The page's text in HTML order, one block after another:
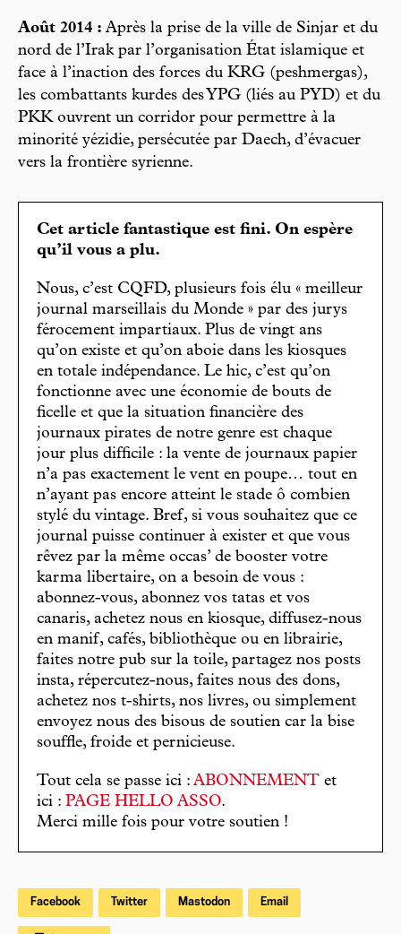
Août 2014 : Après la prise de la ville de Sinjar et du
nord de l’Irak par l’organisation État islamique et
face à l’inaction des forces du KRG (peshmergas),
les combattants kurdes des YPG (liés au PYD) et du
PKK ouvrent un corridor pour permettre à la
minorité yézidie, persécutée par Daech, d’évacuer
vers la frontière syrienne.
Cet article fantastique est fini. On espère
qu’il vous a plu.
Nous, c’est CQFD, plusieurs fois élu « meilleur
journal marseillais du Monde » par des jurys
férocement impartiaux. Plus de vingt ans
qu’on existe et qu’on aboie dans les kiosques
en totale indépendance. Le hic, c’est qu’on
fonctionne avec une économie de bouts de
ficelle et que la situation financière des
journaux pirates de notre genre est chaque
jour plus difficile : la vente de journaux papier
n’a pas exactement le vent en poupe… tout en
n’ayant pas encore atteint le stade ô combien
stylé du vintage. Bref, si vous souhaitez que ce
journal puisse continuer à exister et que vous
rêvez par la même occas’ de booster votre
karma libertaire, on a besoin de vous :
abonnez-vous, abonnez vos tatas et vos
canaris, achetez nous en kiosque, diffusez-nous
en manif, cafés, bibliothèque ou en librairie,
faites notre pub sur la toile, partagez nos posts
insta, répercutez-nous, faites nous des dons,
achetez nos t-shirts, nos livres, ou simplement
envoyez nous des bisous de soutien car la bise
souffle, froide et pernicieuse.
Tout cela se passe ici : ABONNEMENT et
ici : PAGE HELLO ASSO.
Merci mille fois pour votre soutien !
Facebook Twitter Mastodon Email